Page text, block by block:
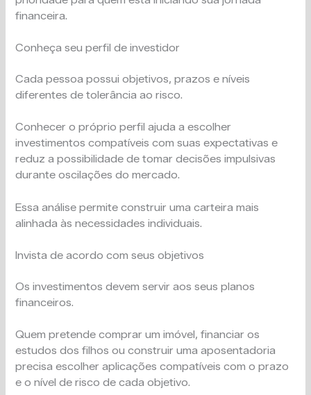
financeira.
Conheça seu perfil de investidor
Cada pessoa possui objetivos, prazos e níveis
diferentes de tolerância ao risco.
Conhecer o próprio perfil ajuda a escolher
investimentos compatíveis com suas expectativas e
reduz a possibilidade de tomar decisões impulsivas
durante oscilações do mercado.
Essa análise permite construir uma carteira mais
alinhada às necessidades individuais.
Invista de acordo com seus objetivos
Os investimentos devem servir aos seus planos
financeiros.
Quem pretende comprar um imóvel, financiar os
estudos dos filhos ou construir uma aposentadoria
precisa escolher aplicações compatíveis com o prazo
e o nível de risco de cada objetivo.